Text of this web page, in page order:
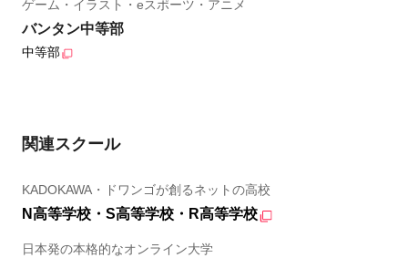
ゲーム・イラスト・eスポーツ・アニメ
バンタン中等部
中等部
関連スクール
KADOKAWA・ドワンゴが創るネットの高校
N高等学校・S高等学校・R高等学校
日本発の本格的なオンライン大学